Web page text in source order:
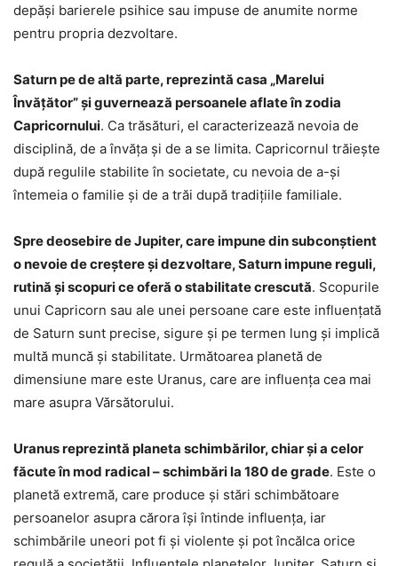
depăși barierele psihice sau impuse de anumite norme
pentru propria dezvoltare.
Saturn pe de altă parte, reprezintă casa „Marelui
Învățător” și guvernează persoanele aflate în zodia
Capricornului. Ca trăsături, el caracterizează nevoia de
disciplină, de a învăța și de a se limita. Capricornul trăiește
după regulile stabilite în societate, cu nevoia de a-și
întemeia o familie și de a trăi după tradițiile familiale.
Spre deosebire de Jupiter, care impune din subconștient
o nevoie de creștere și dezvoltare, Saturn impune reguli,
rutină și scopuri ce oferă o stabilitate crescută. Scopurile
unui Capricorn sau ale unei persoane care este influențată
de Saturn sunt precise, sigure și pe termen lung și implică
multă muncă și stabilitate. Următoarea planetă de
dimensiune mare este Uranus, care are influența cea mai
mare asupra Vărsătorului.
Uranus reprezintă planeta schimbărilor, chiar și a celor
făcute în mod radical – schimbări la 180 de grade. Este o
planetă extremă, care produce și stări schimbătoare
persoanelor asupra cărora își întinde influența, iar
schimbările uneori pot fi și violente și pot încălca orice